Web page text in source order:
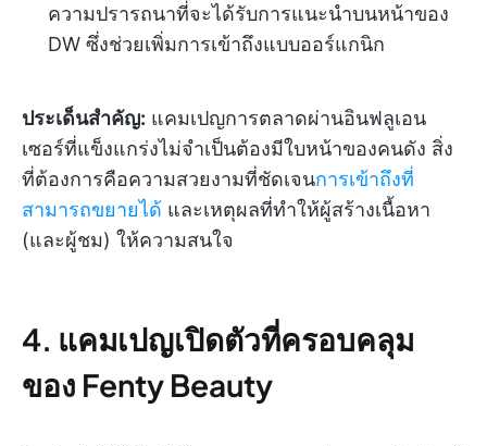
ความปรารถนาที่จะได้รับการแนะนำบนหน้าของ
DW ซึ่งช่วยเพิ่มการเข้าถึงแบบออร์แกนิก
ประเด็นสำคัญ: แคมเปญการตลาดผ่านอินฟลูเอน
เซอร์ที่แข็งแกร่งไม่จำเป็นต้องมีใบหน้าของคนดัง สิ่ง
ที่ต้องการคือความสวยงามที่ชัดเจนการเข้าถึงที่
สามารถขยายได้ และเหตุผลที่ทำให้ผู้สร้างเนื้อหา
(และผู้ชม) ให้ความสนใจ
4. แคมเปญเปิดตัวที่ครอบคลุม
ของ Fenty Beauty